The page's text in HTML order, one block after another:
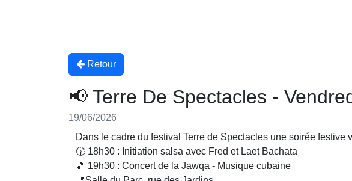
Retour
📢 Terre De Spectacles -
19/06/2026
Dans le cadre du festival Terre de Spectacles une soirée festive
🕡 18h30 : Initiation salsa avec Fred et Laet Bachata
🎵 19h30 : Concert de la Jawqa - Musique cubaine